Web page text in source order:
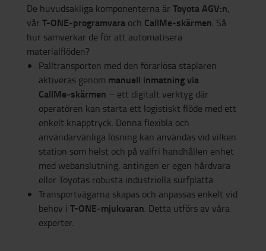
De huvudsakliga komponenterna är Toyota AGV:n,
vår T-ONE‑programvara och CallMe‑skärmen. Så
hur samverkar de för att automatisera
materialflöden?
Palltransporten med den förarlösa staplaren
aktiveras genom manuell inmatning via
CallMe‑skärmen – ett digitalt verktyg där
operatören kan starta ett logistiskt flöde med ett
enkelt knapptryck. Denna flexibla och
användarvänliga lösning kan användas vid vilken
station som helst och på valfri handhållen enhet
med webanslutning, antingen er egen hårdvara
eller Toyotas robusta industriella surfplatta.
Transportvägarna skapas och anpassas enkelt vid
behov i T-ONE‑mjukvaran. Detta utförs av våra
experter.